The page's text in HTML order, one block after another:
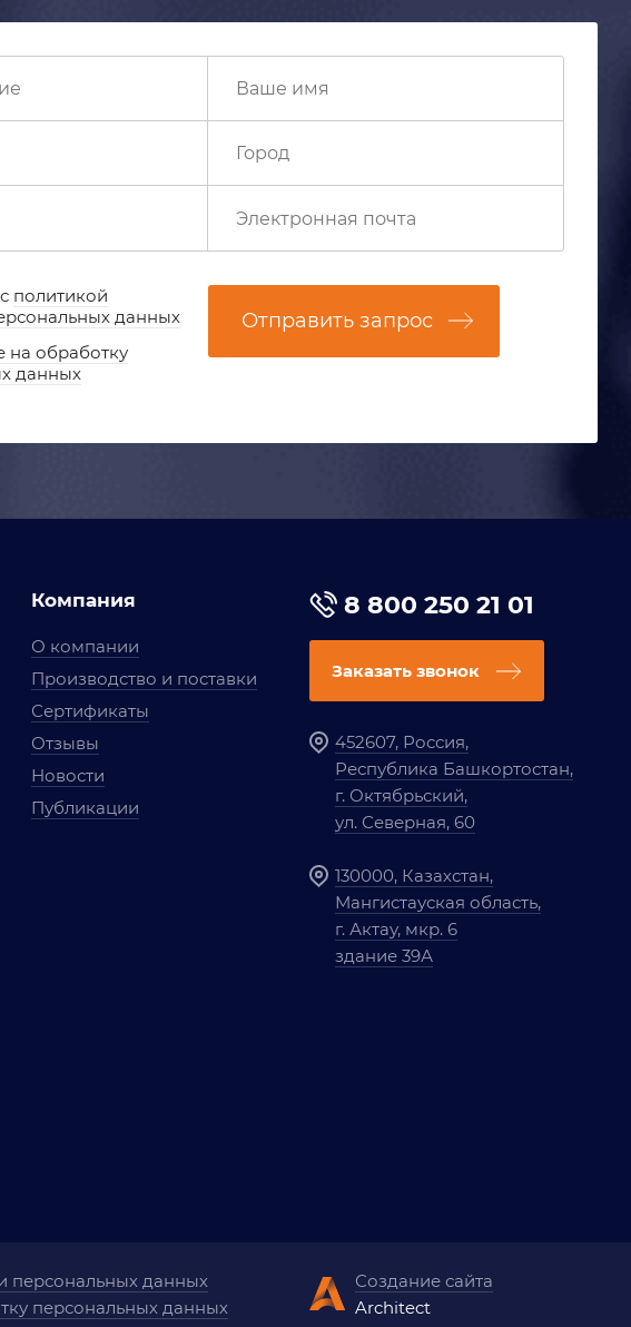
политикой
данных
на обработку
данных
Отправить запрос
Компания
О компании
Производство и поставки
Сертификаты
Отзывы
Новости
Публикации
8 800 250 21 01
Заказать звонок
452607, Россия,
Республика Башкортостан,
г. Октябрьский,
ул. Северная, 60
130000, Казахстан,
Мангистауская область,
г. Актау, мкр. 6
здание 39А
персональных данных
персональных данных
Создание сайта
Architect